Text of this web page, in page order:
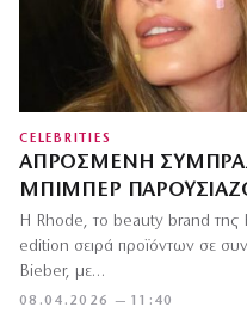
CELEBRITIES
ΑΠΡΌΣΜΕΝΗ
ΜΠΊΜΠΕΡ
08.04.2026 — 11:40
H Rhode, το beauty brand της
edition σειρά προϊόντων σε
Bieber, με…